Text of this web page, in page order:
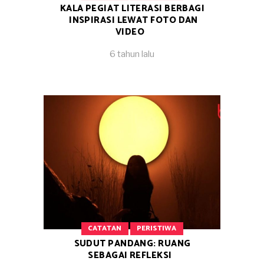
KALA PEGIAT LITERASI BERBAGI
INSPIRASI LEWAT FOTO DAN
VIDEO
6 tahun lalu
CATATAN PERISTIWA
SUDUT PANDANG: RUANG
SEBAGAI REFLEKSI